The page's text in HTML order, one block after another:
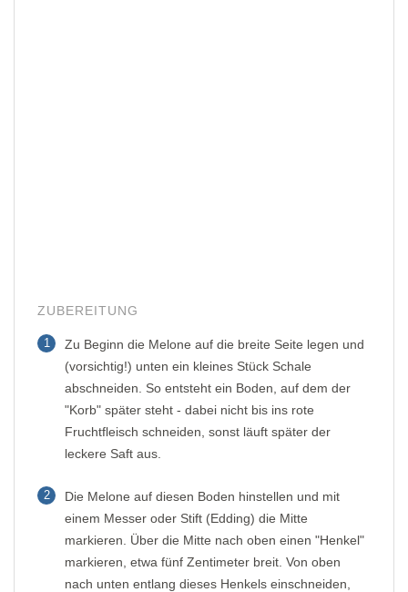
ZUBEREITUNG
1
Zu Beginn die Melone auf die breite Seite legen und
(vorsichtig!) unten ein kleines Stück Schale
abschneiden. So entsteht ein Boden, auf dem der
"Korb" später steht - dabei nicht bis ins rote
Fruchtfleisch schneiden, sonst läuft später der
leckere Saft aus.
2
Die Melone auf diesen Boden hinstellen und mit
einem Messer oder Stift (Edding) die Mitte
markieren. Über die Mitte nach oben einen "Henkel"
markieren, etwa fünf Zentimeter breit. Von oben
nach unten entlang dieses Henkels einschneiden,